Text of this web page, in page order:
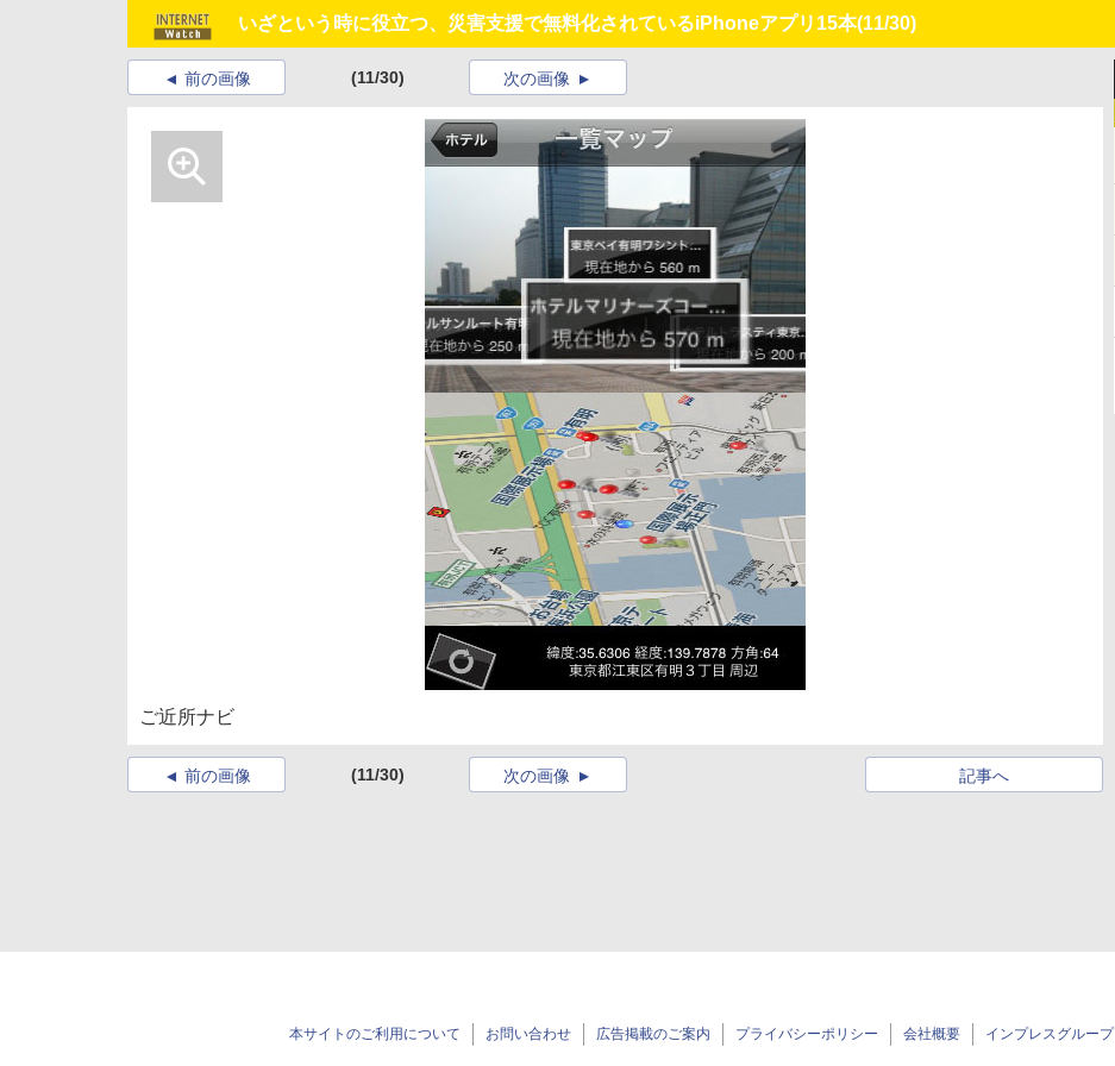
いざという時に役立つ、災害支援で無料化されているiPhoneアプリ15本(11/30)
前の画像 (11/30) 次の画像
ご近所ナビ
前の画像 (11/30) 記事へ
次の画像
本サイトのご利用について お問い合わせ 広告掲載のご案内 プライバシーポリシー 会社概要 インプレスグループ